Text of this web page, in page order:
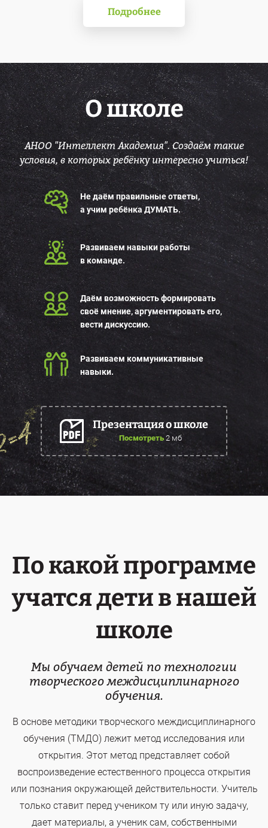
Подробнее
О школе
АНОО "Интеллект Академия". Создаём такие
условия, в которых ребёнку интересно учиться!
Не даём правильные ответы,
а учим ребёнка ДУМАТЬ.
Развиваем навыки работы
в команде.
Даём возможность формировать
своё мнение, аргументировать его,
вести дискуссию.
Развиваем коммуникативные
навыки.
Презентация о школе
Посмотреть 2 мб
По какой программе
учатся дети в нашей
школе
Мы обучаем детей по технологии
творческого междисциплинарного
обучения.
В основе методики творческого междисциплинарного
обучения (ТМДО) лежит метод исследования или
открытия. Этот метод представляет собой
воспроизведение естественного процесса открытия
или познания окружающей действительности. Учитель
только ставит перед учеником ту или иную задачу,
дает материалы, а ученик сам, собственными